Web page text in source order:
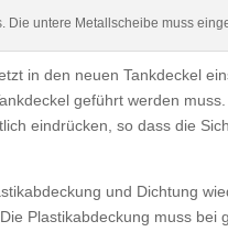
Die untere Metallscheibe muss
in den neuen Tankdeckel
geführt werden
eindrücken, so dass die
und Dichtung
Plastikabdeckung muss